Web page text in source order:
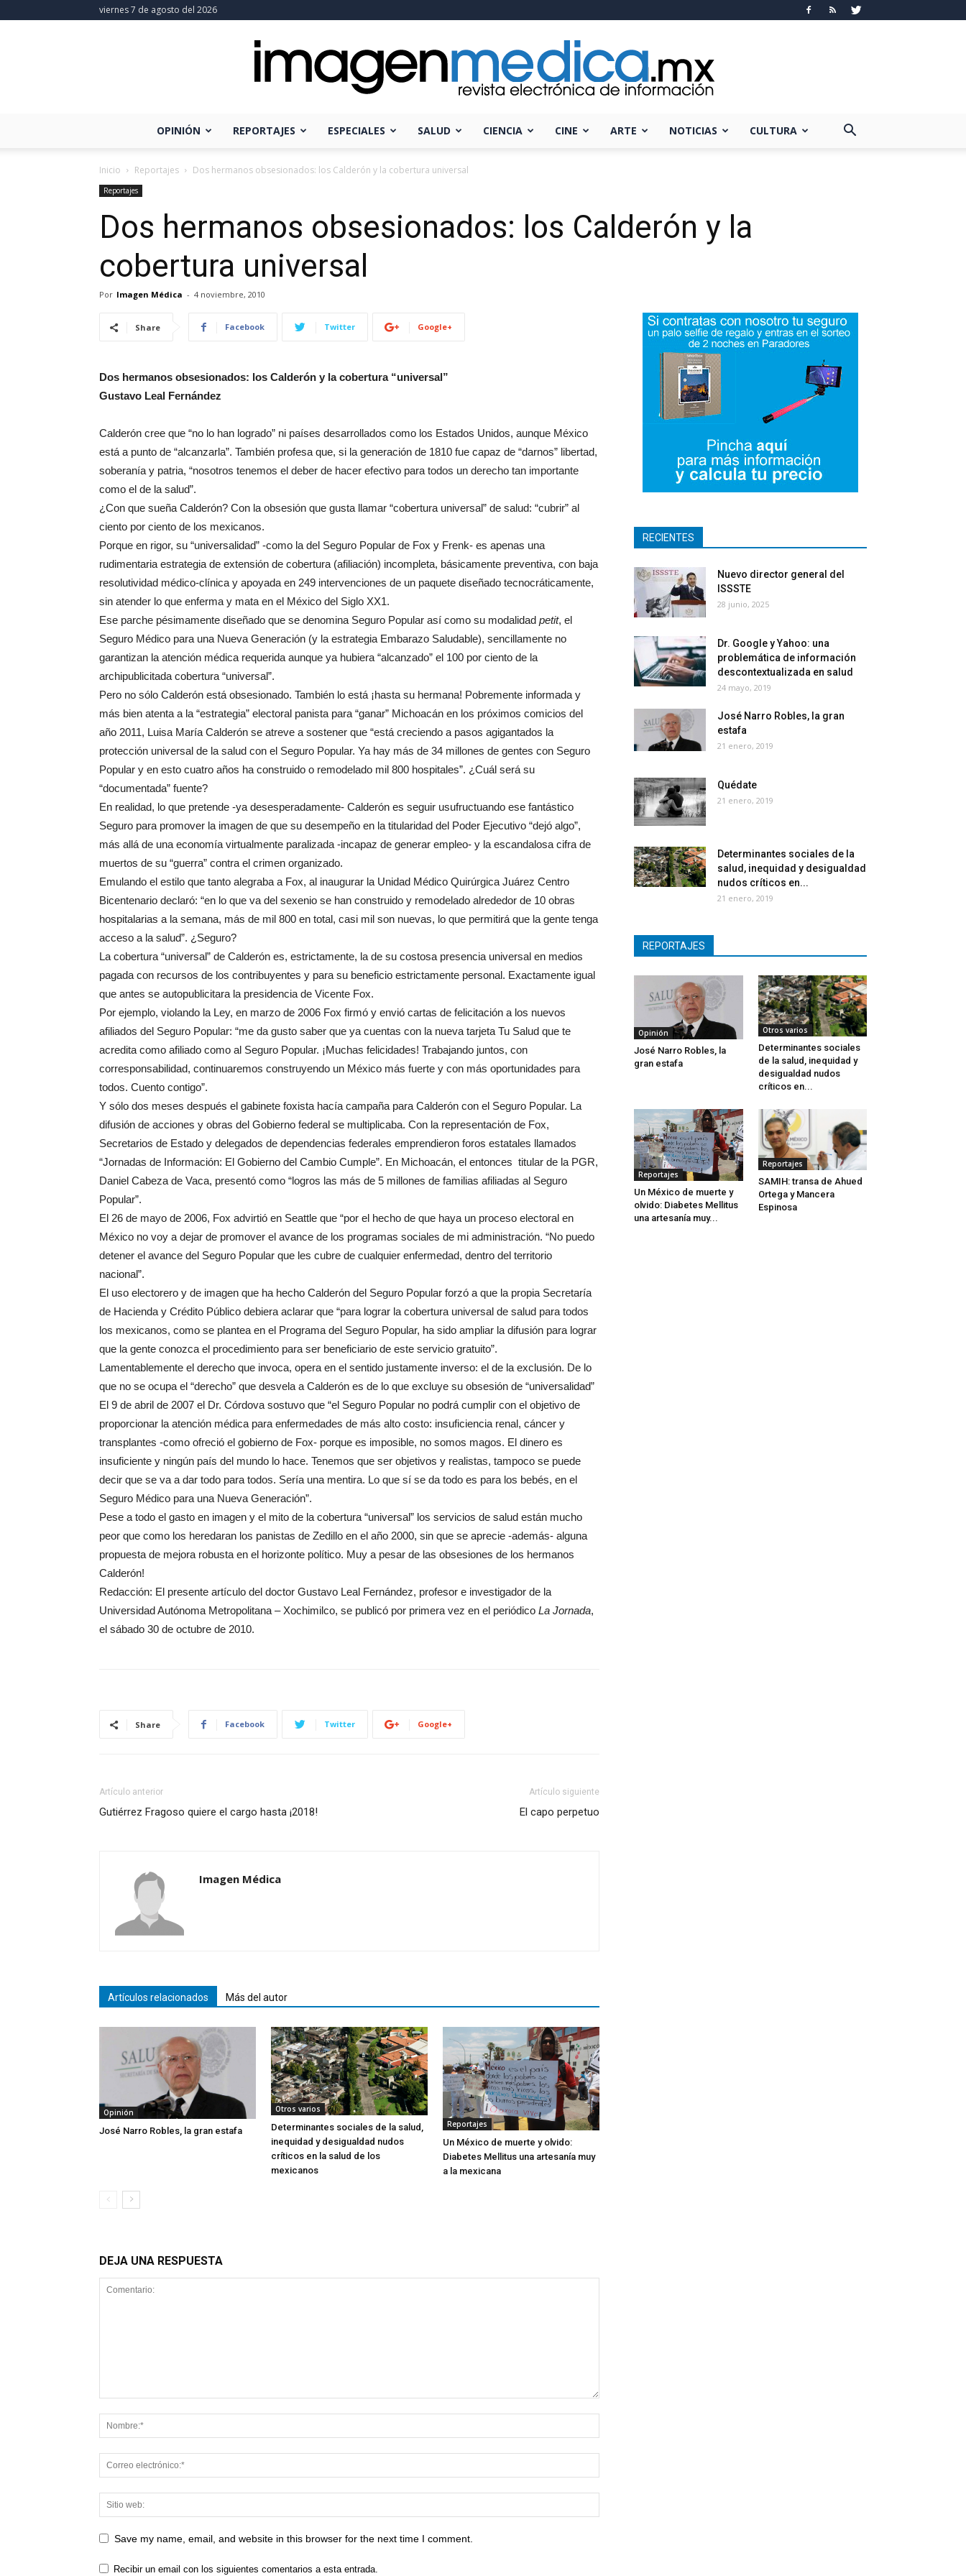
viernes 7 de agosto del 2026
OPINIÓN REPORTAJES ESPECIALES SALUD CIENCIA CINE ARTE NOTICIAS CULTURA
Inicio Reportajes Dos hermanos obsesionados: los Calderón y la cobertura universal
Reportajes
Dos hermanos obsesionados: los Calderón y la
cobertura universal
Por Imagen Médica - 4 noviembre, 2010
Share Facebook Twitter Google+
Dos hermanos obsesionados: los Calderón y la cobertura “universal”
Gustavo Leal Fernández
Calderón cree que “no lo han logrado” ni países desarrollados como los Estados Unidos, aunque México
está a punto de “alcanzarla”. También profesa que, si la generación de 1810 fue capaz de “darnos” libertad,
soberanía y patria, “nosotros tenemos el deber de hacer efectivo para todos un derecho tan importante
como el de la salud”.
¿Con que sueña Calderón? Con la obsesión que gusta llamar “cobertura universal” de salud: “cubrir” al
ciento por ciento de los mexicanos.
Porque en rigor, su “universalidad” -como la del Seguro Popular de Fox y Frenk- es apenas una
rudimentaria estrategia de extensión de cobertura (afiliación) incompleta, básicamente preventiva, con baja
resolutividad médico-clínica y apoyada en 249 intervenciones de un paquete diseñado tecnocráticamente,
sin atender lo que enferma y mata en el México del Siglo XX1.
Ese parche pésimamente diseñado que se denomina Seguro Popular así como su modalidad petit, el
Seguro Médico para una Nueva Generación (y la estrategia Embarazo Saludable), sencillamente no
garantizan la atención médica requerida aunque ya hubiera “alcanzado” el 100 por ciento de la
archipublicitada cobertura “universal”.
Pero no sólo Calderón está obsesionado. También lo está ¡hasta su hermana! Pobremente informada y
más bien atenta a la “estrategia” electoral panista para “ganar” Michoacán en los próximos comicios del
año 2011, Luisa María Calderón se atreve a sostener que “está creciendo a pasos agigantados la
protección universal de la salud con el Seguro Popular. Ya hay más de 34 millones de gentes con Seguro
Popular y en esto cuatro años ha construido o remodelado mil 800 hospitales”. ¿Cuál será su
“documentada” fuente?
En realidad, lo que pretende -ya desesperadamente- Calderón es seguir usufructuando ese fantástico
Seguro para promover la imagen de que su desempeño en la titularidad del Poder Ejecutivo “dejó algo”,
más allá de una economía virtualmente paralizada -incapaz de generar empleo- y la escandalosa cifra de
muertos de su “guerra” contra el crimen organizado.
Emulando el estilo que tanto alegraba a Fox, al inaugurar la Unidad Médico Quirúrgica Juárez Centro
Bicentenario declaró: “en lo que va del sexenio se han construido y remodelado alrededor de 10 obras
hospitalarias a la semana, más de mil 800 en total, casi mil son nuevas, lo que permitirá que la gente tenga
acceso a la salud”. ¿Seguro?
La cobertura “universal” de Calderón es, estrictamente, la de su costosa presencia universal en medios
pagada con recursos de los contribuyentes y para su beneficio estrictamente personal. Exactamente igual
que antes se autopublicitara la presidencia de Vicente Fox.
Por ejemplo, violando la Ley, en marzo de 2006 Fox firmó y envió cartas de felicitación a los nuevos
afiliados del Seguro Popular: “me da gusto saber que ya cuentas con la nueva tarjeta Tu Salud que te
acredita como afiliado como al Seguro Popular. ¡Muchas felicidades! Trabajando juntos, con
corresponsabilidad, continuaremos construyendo un México más fuerte y con más oportunidades para
todos. Cuento contigo”.
Y sólo dos meses después el gabinete foxista hacía campaña para Calderón con el Seguro Popular. La
difusión de acciones y obras del Gobierno federal se multiplicaba. Con la representación de Fox,
Secretarios de Estado y delegados de dependencias federales emprendieron foros estatales llamados
“Jornadas de Información: El Gobierno del Cambio Cumple”. En Michoacán, el entonces titular de la PGR,
Daniel Cabeza de Vaca, presentó como “logros las más de 5 millones de familias afiliadas al Seguro
Popular”.
El 26 de mayo de 2006, Fox advirtió en Seattle que “por el hecho de que haya un proceso electoral en
México no voy a dejar de promover el avance de los programas sociales de mi administración. “No puedo
detener el avance del Seguro Popular que les cubre de cualquier enfermedad, dentro del territorio
nacional”.
El uso electorero y de imagen que ha hecho Calderón del Seguro Popular forzó a que la propia Secretaría
de Hacienda y Crédito Público debiera aclarar que “para lograr la cobertura universal de salud para todos
los mexicanos, como se plantea en el Programa del Seguro Popular, ha sido ampliar la difusión para lograr
que la gente conozca el procedimiento para ser beneficiario de este servicio gratuito”.
Lamentablemente el derecho que invoca, opera en el sentido justamente inverso: el de la exclusión. De lo
que no se ocupa el “derecho” que desvela a Calderón es de lo que excluye su obsesión de “universalidad”
El 9 de abril de 2007 el Dr. Córdova sostuvo que “el Seguro Popular no podrá cumplir con el objetivo de
proporcionar la atención médica para enfermedades de más alto costo: insuficiencia renal, cáncer y
transplantes -como ofreció el gobierno de Fox- porque es imposible, no somos magos. El dinero es
insuficiente y ningún país del mundo lo hace. Tenemos que ser objetivos y realistas, tampoco se puede
decir que se va a dar todo para todos. Sería una mentira. Lo que sí se da todo es para los bebés, en el
Seguro Médico para una Nueva Generación”.
Pese a todo el gasto en imagen y el mito de la cobertura “universal” los servicios de salud están mucho
peor que como los heredaran los panistas de Zedillo en el año 2000, sin que se aprecie -además- alguna
propuesta de mejora robusta en el horizonte político. Muy a pesar de las obsesiones de los hermanos
Calderón!
Redacción: El presente artículo del doctor Gustavo Leal Fernández, profesor e investigador de la
Universidad Autónoma Metropolitana – Xochimilco, se publicó por primera vez en el periódico La Jornada,
el sábado 30 de octubre de 2010.
Share Facebook Twitter Google+
Artículo anterior
Gutiérrez Fragoso quiere el cargo hasta ¡2018!
Artículo siguiente
El capo perpetuo
Imagen Médica
Artículos relacionados Más del autor
Opinión
José Narro Robles, la gran estafa
Otros varios
Determinantes sociales de la salud,
inequidad y desigualdad nudos
críticos en la salud de los
mexicanos
Reportajes
Un México de muerte y olvido:
Diabetes Mellitus una artesanía muy
a la mexicana
DEJA UNA RESPUESTA
Save my name, email, and website in this browser for the next time I comment.
Recibir un email con los siguientes comentarios a esta entrada.
RECIENTES
Nuevo director general del
ISSSTE
28 junio, 2025
Dr. Google y Yahoo: una
problemática de información
descontextualizada en salud
24 mayo, 2019
José Narro Robles, la gran
estafa
21 enero, 2019
Quédate
21 enero, 2019
Determinantes sociales de la
salud, inequidad y desigualdad
nudos críticos en...
21 enero, 2019
REPORTAJES
Opinión
José Narro Robles, la
gran estafa
Otros varios
Determinantes sociales
de la salud, inequidad y
desigualdad nudos
críticos en...
Reportajes
Un México de muerte y
olvido: Diabetes Mellitus
una artesanía muy...
Reportajes
SAMIH: transa de Ahued
Ortega y Mancera
Espinosa